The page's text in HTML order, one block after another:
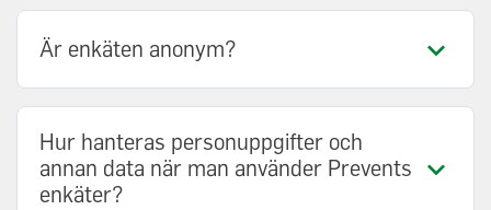
Är enkäten anonym?
Hur hanteras personuppgifter och
annan data när man använder Prevents
enkäter?